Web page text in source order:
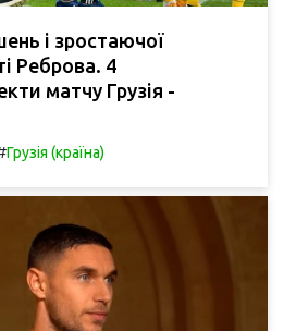
і зростаючої
Реброва. 4
матчу Грузія -
Грузія (країна)